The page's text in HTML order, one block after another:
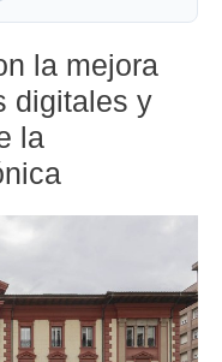
la mejora
digitales y
la